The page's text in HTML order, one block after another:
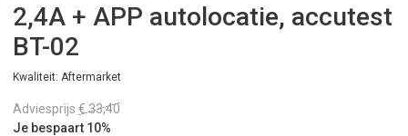
2,4A + APP autolocatie, accutest
BT-02
Kwaliteit: Aftermarket
Adviesprijs € 33,40
Je bespaart 10%